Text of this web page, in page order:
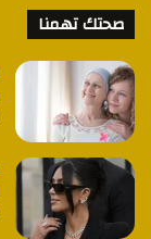
صحتك تهمنا